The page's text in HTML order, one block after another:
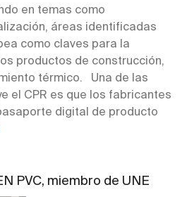
en temas como
áreas identificadas
como claves para la
productos de construcción,
térmico. Una de las
el CPR es que los fabricantes
digital de producto
PVC, miembro de UNE